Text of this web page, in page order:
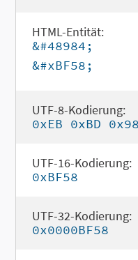
HTML-Entität:
&#48984;
&#xBF58;
UTF-8-Kodierung:
0xEB 0xBD 0x98
UTF-16-Kodierung:
0xBF58
UTF-32-Kodierung:
0x0000BF58